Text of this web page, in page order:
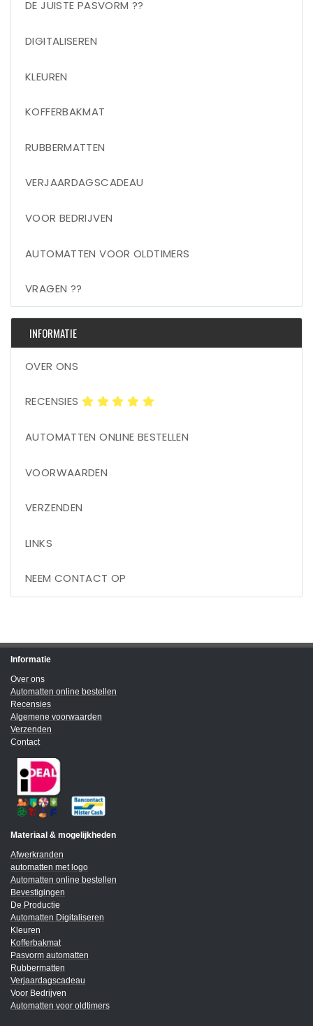
DE JUISTE PASVORM ??
DIGITALISEREN
KLEUREN
KOFFERBAKMAT
RUBBERMATTEN
VERJAARDAGSCADEAU
VOOR BEDRIJVEN
AUTOMATTEN VOOR OLDTIMERS
VRAGEN ??
INFORMATIE
OVER ONS
RECENSIES
AUTOMATTEN ONLINE BESTELLEN
VOORWAARDEN
VERZENDEN
LINKS
NEEM CONTACT OP
Informatie
Over ons
Automatten online bestellen
Recensies
Algemene voorwaarden
Verzenden
Contact
Materiaal & mogelijkheden
Afwerkranden
automatten met logo
Automatten online bestellen
Bevestigingen
De Productie
Automatten Digitaliseren
Kleuren
Kofferbakmat
Pasvorm automatten
Rubbermatten
Verjaardagscadeau
Voor Bedrijven
Automatten voor oldtimers